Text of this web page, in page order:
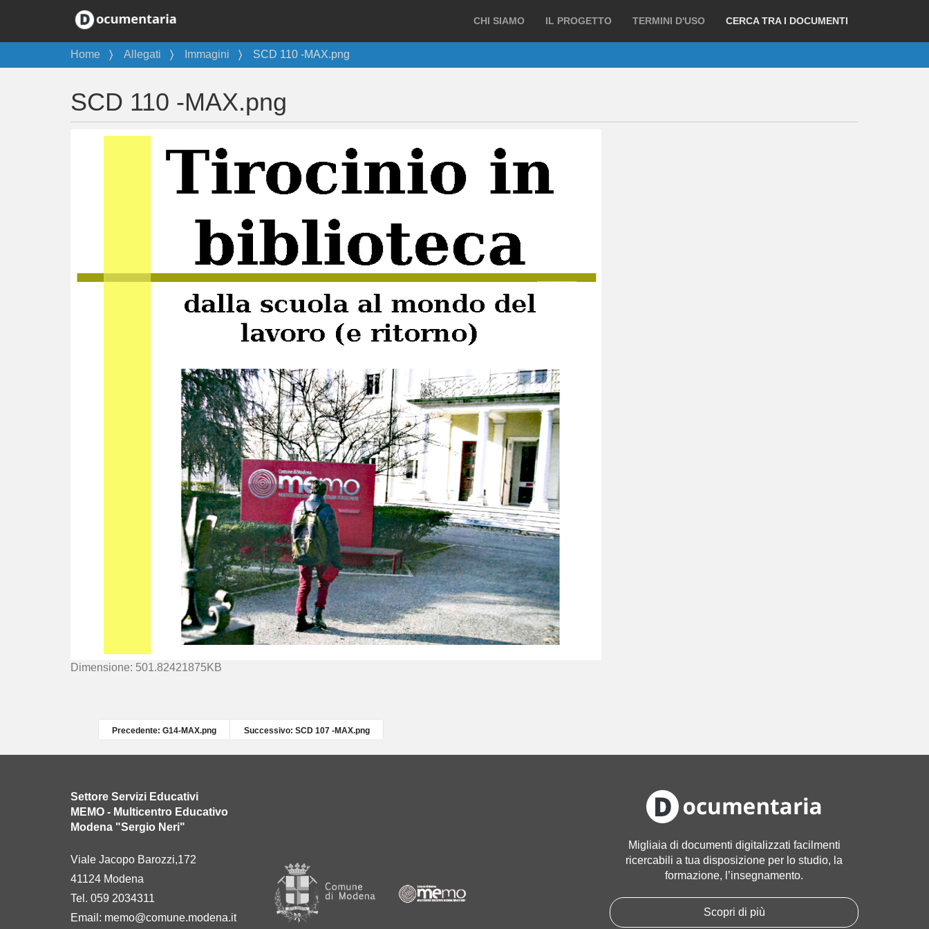
CHI SIAMO IL PROGETTO TERMINI D'USO CERCA TRA I DOCUMENTI
T
u
e
Home Allegati Immagini SCD 110 -MAX.png
SCD 110 -MAX.png
C
p
v
e
d
r
e
l
i
Dimensione: 501.82421875KB
Precedente: G14-MAX.png Successivo: SCD 107 -MAX.png
Settore Servizi Educativi
MEMO - Multicentro Educativo
Modena "Sergio Neri"
Viale Jacopo Barozzi,172
41124 Modena
Tel. 059 2034311
Email: memo@comune.modena.it
Migliaia di documenti digitalizzati facilmenti
ricercabili a tua disposizione per lo studio, la
formazione, l’insegnamento.
Scopri di più